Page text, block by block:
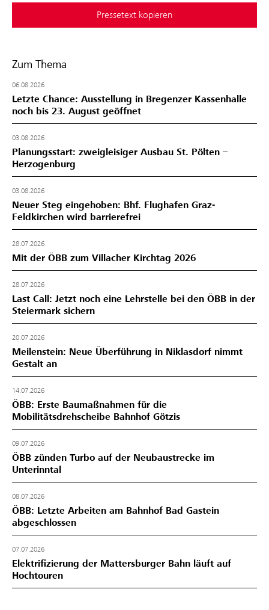
Pressetext kopieren
Zum Thema
06.08.2026
Letzte Chance: Ausstellung in Bregenzer Kassenhalle
noch bis 23. August geöffnet
03.08.2026
Planungsstart: zweigleisiger Ausbau St. Pölten –
Herzogenburg
03.08.2026
Neuer Steg eingehoben: Bhf. Flughafen Graz-
Feldkirchen wird barrierefrei
28.07.2026
Mit der ÖBB zum Villacher Kirchtag 2026
28.07.2026
Last Call: Jetzt noch eine Lehrstelle bei den ÖBB in der
Steiermark sichern
20.07.2026
Meilenstein: Neue Überführung in Niklasdorf nimmt
Gestalt an
14.07.2026
ÖBB: Erste Baumaßnahmen für die
Mobilitätsdrehscheibe Bahnhof Götzis
09.07.2026
ÖBB zünden Turbo auf der Neubaustrecke im
Unterinntal
08.07.2026
ÖBB: Letzte Arbeiten am Bahnhof Bad Gastein
abgeschlossen
07.07.2026
Elektrifizierung der Mattersburger Bahn läuft auf
Hochtouren